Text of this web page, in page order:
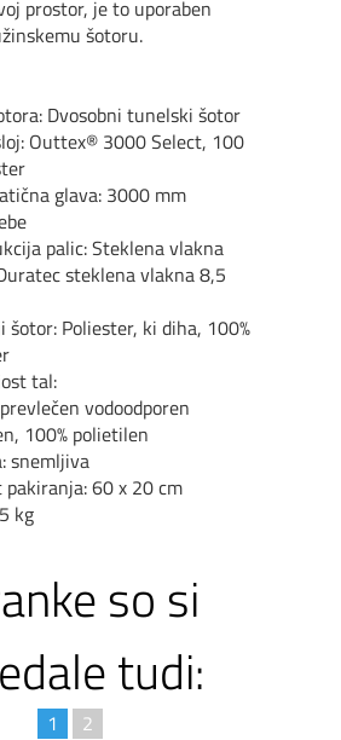
prostor, je to uporaben
šotoru.
Dvosobni tunelski šotor
Outtex® 3000 Select, 100
glava: 3000 mm
palic: Steklena vlakna
steklena vlakna 8,5
šotor: Poliester, ki diha, 100%
tal:
vodoodporen
100% polietilen
snemljiva
pakiranja: 60 x 20 cm
kg
so si
tudi:
1 2